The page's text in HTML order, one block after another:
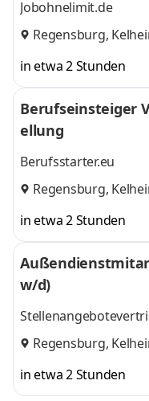
Jobohnelimit.de
Regensburg,
in etwa 2 Stunden
Berufseinsteiger
ellung
Berufsstarter.eu
Regensburg,
in etwa 2 Stunden
w/d)
Regensburg,
in etwa 2 Stunden